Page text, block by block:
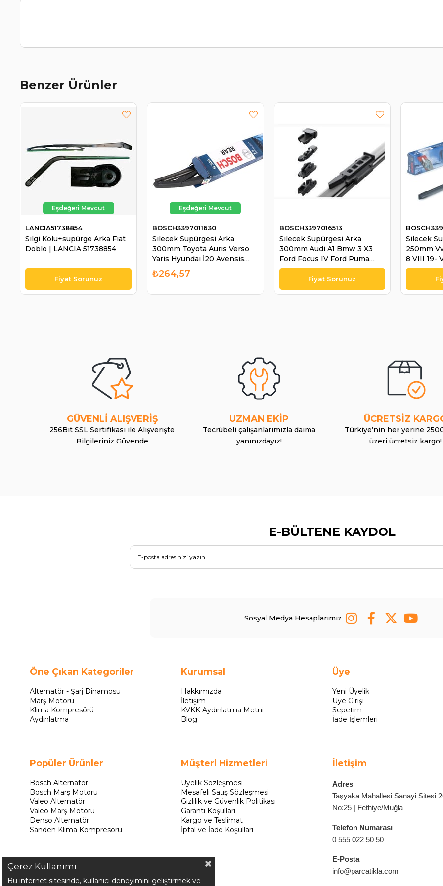
Benzer Ürünler
Silgi Kolu+süpürge Arka Fiat
Doblo | LANCIA 51738854
LANCIA51738854
Silecek Süpürgesi Arka
300mm Toyota Auris Verso
Yaris Hyundai İ20 Avensis
RAV4 Grande Vitara
Discovery Auris Yaris Kia Rio |
BOSCH3397011630
₺264,57
Silecek Süpürgesi Arka
300mm Audi A1 Bmw 3 X3
Ford Focus IV Ford Puma
Mercedes E GLS Serisi Skoda
Fabia II Vw Golf Touran |
BOSCH 3397016513
BOSCH3397016513
Silecek
250mm
8 VIII 19-
Uzun
GÜVENLİ ALIŞVERİŞ
256Bit SSL Sertifikası ile Alışverişte
Bilgileriniz Güvende
UZMAN EKİP
Tecrübeli çalışanlarımızla daima
yanınızdayız!
ÜCRETSİZ
Türkiye’nin her yerine
üzeri ücretsiz kargo!
E-BÜLTENE KAYDOL
Sosyal Medya Hesaplarımız
Öne Çıkan Kategoriler
Alternatör - Şarj Dinamosu
Marş Motoru
Klima Kompresörü
Aydınlatma
Popüler Ürünler
Bosch Alternatör
Bosch Marş Motoru
Valeo Alternatör
Valeo Marş Motoru
Denso Alternatör
Sanden Klima Kompresörü
Kurumsal
Hakkımızda
İletişim
KVKK Aydınlatma Metni
Blog
Müşteri Hizmetleri
Üyelik Sözleşmesi
Mesafeli Satış Sözleşmesi
Gizlilik ve Güvenlik Politikası
Garanti Koşulları
Kargo ve Teslimat
İptal ve İade Koşulları
Üye
Yeni Üyelik
Üye Girişi
Sepetim
İade İşlemleri
İletişim
Adres
Taşyaka Mahallesi Sanayi Sitesi
No:25 | Fethiye/Muğla
Telefon Numarası
0 555 022 50 50
E-Posta
info@parcatikla.com
Çerez Kullanımı
Bu internet sitesinde, kullanıcı deneyimini geliştirmek ve